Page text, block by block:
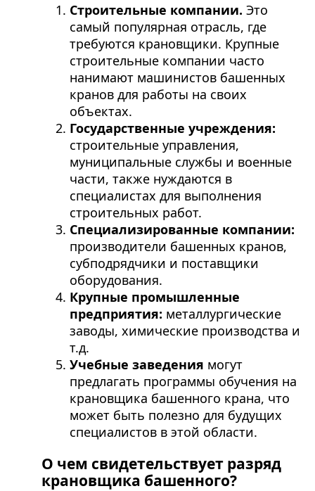
Строительные компании. Это
самый популярная отрасль, где
требуются крановщики. Крупные
строительные компании часто
нанимают машинистов башенных
кранов для работы на своих
объектах.
Государственные учреждения:
строительные управления,
муниципальные службы и военные
части, также нуждаются в
специалистах для выполнения
строительных работ.
Специализированные компании:
производители башенных кранов,
субподрядчики и поставщики
оборудования.
Крупные промышленные
предприятия: металлургические
заводы, химические производства и
т.д.
Учебные заведения могут
предлагать программы обучения на
крановщика башенного крана, что
может быть полезно для будущих
специалистов в этой области.
О чем свидетельствует разряд
крановщика башенного?